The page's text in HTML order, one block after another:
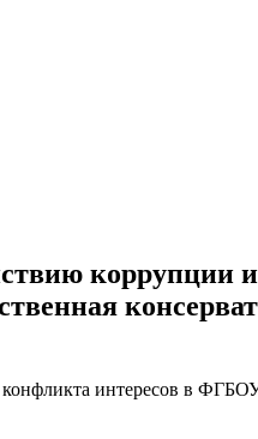
коррупции
интересов в